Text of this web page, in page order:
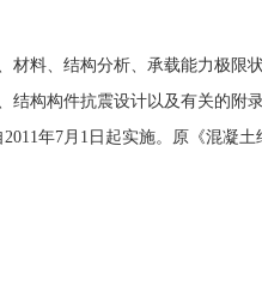
料、结构分析、承载能力极限
构构件抗震设计以及有关的附录
年7月1日起实施。原《混凝土